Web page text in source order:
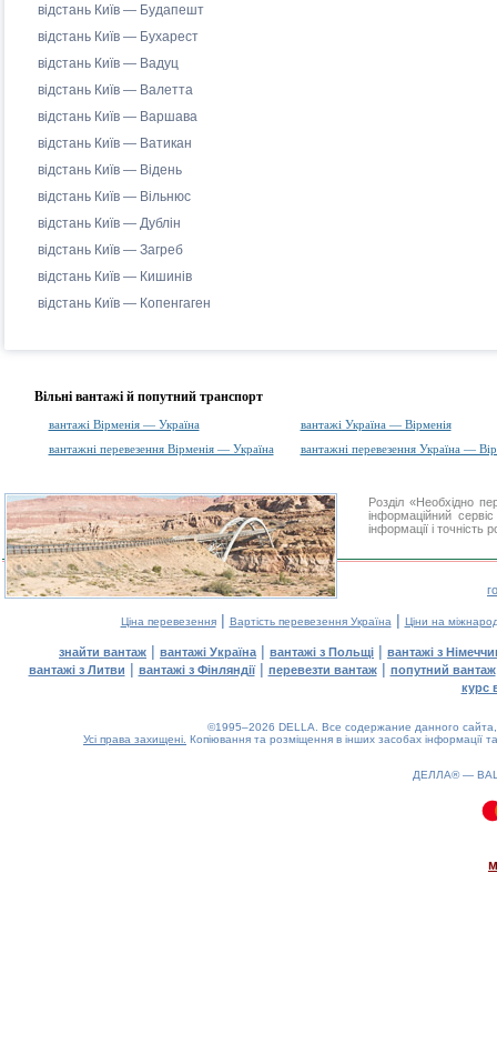
відстань Київ — Будапешт
відстань Київ — Бухарест
відстань Київ — Вадуц
відстань Київ — Валетта
відстань Київ — Варшава
відстань Київ — Ватикан
відстань Київ — Відень
відстань Київ — Вільнюс
відстань Київ — Дублін
відстань Київ — Загреб
відстань Київ — Кишинів
відстань Київ — Копенгаген
Вільні вантажі й попутний транспорт
вантажі Вірменія — Україна
вантажі Україна — Вірменія
вантажні перевезення Вірменія — Україна
вантажні перевезення Україна —
Розділ «Необхідно
інформаційний
інформації і
Ціна перевезення| Вартість перевезення Україна | Ціни на
знайти вантаж | вантажі Україна | вантажі з Польщі | вантажі з
вантажі з Литви | вантажі з Фінляндії| перевезти вантаж| попутний вантаж
курс
©1995–2026 DELLA. Все содержание данного
Усі права захищені. Копіювання та розміщення в інших засобах інформації
ДЕЛЛА® —